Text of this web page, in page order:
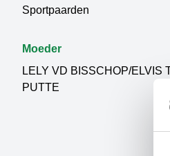
Sportpaarden
Moeder
LELY VD BISSCHOP/ELVIS
PUTTE